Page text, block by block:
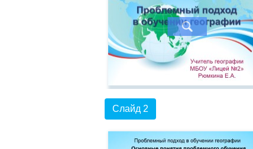
Слайд 2